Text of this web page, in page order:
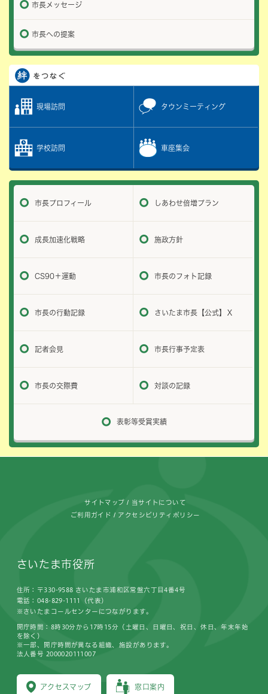
市長メッセージ
市長への提案
現場訪問 タウンミーティング
学校訪問 車座集会
市長プロフィール しあわせ倍増プラン
成長加速化戦略 施政方針
CS90＋運動 市長のフォト記録
市長の行動記録 さいたま市長【公式】Ｘ
記者会見 市長行事予定表
市長の交際費 対談の記録
表彰等受賞実績
サイトマップ 当サイトについて
ご利用ガイド アクセシビリティポリシー
さいたま市役所
住所：〒330-9588 さいたま市浦和区常盤六丁目4番4号
電話：048-829-1111（代表）
※さいたまコールセンターにつながります。
アクセスマップ 窓口案内
開庁時間：8時30分から17時15分（土曜日、日曜日、祝日、休日、年末年始
を除く）
※一部、開庁時間が異なる組織、施設があります。
法人番号 2000020111007